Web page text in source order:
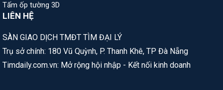
Tấm ốp tường 3D
LIÊN HỆ
SÀN GIAO DỊCH TMĐT TÌM ĐẠI LÝ
Trụ sở chính: 180 Vũ Quỳnh, P. Thanh Khê, TP Đà Nẵng
Timdaily.com.vn: Mở rộng hội nhập - Kết nối kinh doanh